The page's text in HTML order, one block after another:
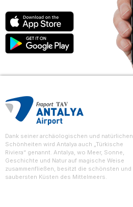
Dank seiner archäologischen und natürlichen
Schönheiten wird Antalya auch „Türkische
Riviera“ genannt. Antalya, wo Meer, Sonne,
Geschichte und Natur auf magische Weise
zusammenfließen, besitzt die schönsten und
saubersten Küsten des Mittelmeers.